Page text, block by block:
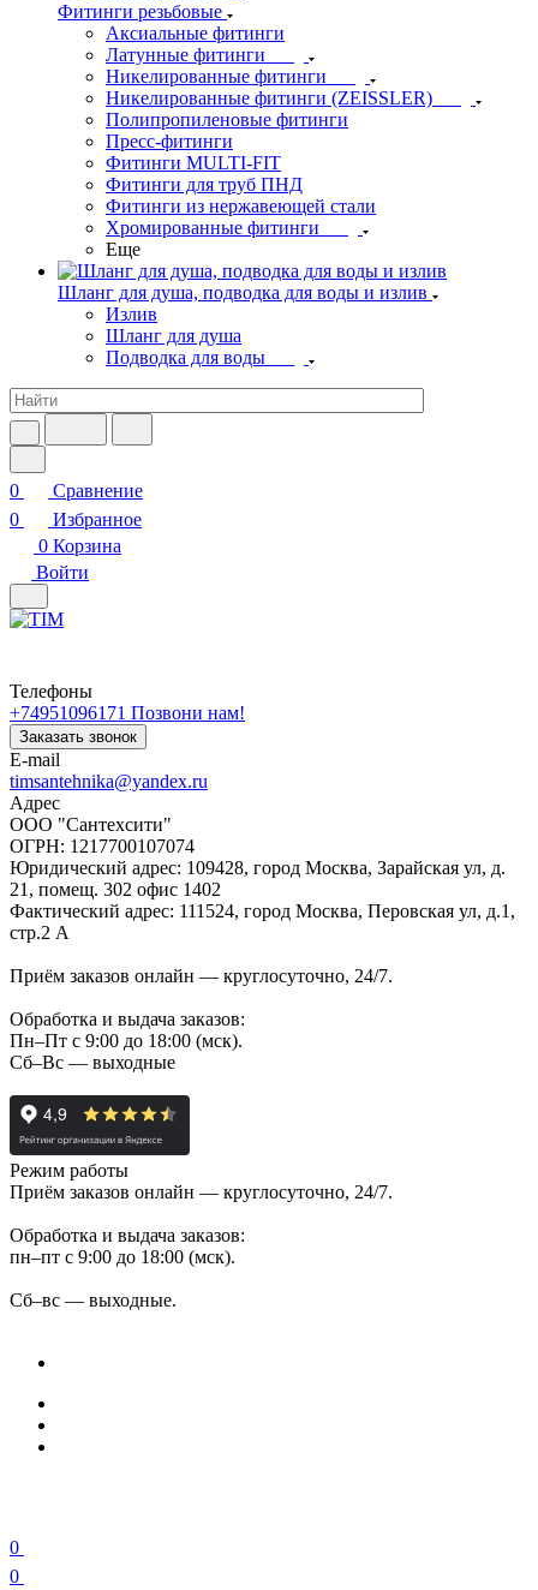
Фитинги резьбовые
Аксиальные фитинги
Латунные фитинги
Никелированные фитинги
Никелированные фитинги (ZEISSLER)
Полипропиленовые фитинги
Пресс-фитинги
Фитинги MULTI-FIT
Фитинги для труб ПНД
Фитинги из нержавеющей стали
Хромированные фитинги
Еще
Шланг для душа, подводка для воды и излив
Излив
Шланг для душа
Подводка для воды
0
Сравнение
0
Избранное
0 Корзина
Войти
Телефоны
+74951096171 Позвони нам!
Заказать звонок
E-mail
timsantehnika@yandex.ru
Адрес
ООО "Сантехсити"
ОГРН: 1217700107074
Юридический адрес: 109428, город Москва, Зарайская ул, д.
21, помещ. 302 офис 1402
Фактический адрес: 111524, город Москва, Перовская ул, д.1,
стр.2 А
Приём заказов онлайн — круглосуточно, 24/7.
Обработка и выдача заказов:
Пн–Пт с 9:00 до 18:00 (мск).
Сб–Вс — выходные
Режим работы
Приём заказов онлайн — круглосуточно, 24/7.
Обработка и выдача заказов:
пн–пт с 9:00 до 18:00 (мск).
Сб–вс — выходные.
0
0